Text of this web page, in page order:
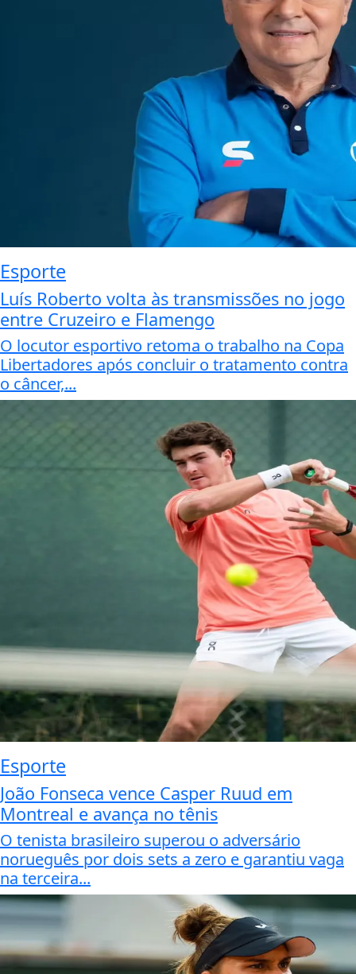
Esporte
Luís Roberto volta às transmissões no jogo
entre Cruzeiro e Flamengo
O locutor esportivo retoma o trabalho na Copa
Libertadores após concluir o tratamento contra
o câncer,...
Esporte
João Fonseca vence Casper Ruud em
Montreal e avança no tênis
O tenista brasileiro superou o adversário
norueguês por dois sets a zero e garantiu vaga
na terceira...